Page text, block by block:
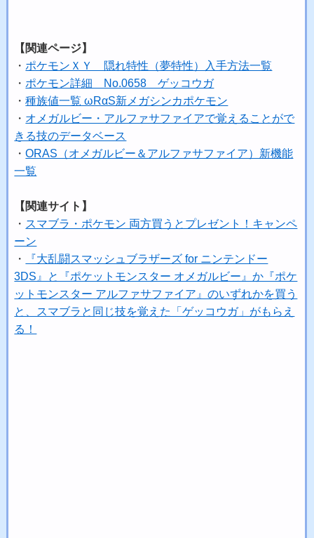
【関連ページ】
・ ポケモンＸＹ 隠れ特性（夢特性）入手方法一覧
・ ポケモン詳細 No.0658 ゲッコウガ
・種族値一覧 ωRαS新メガシンカポケモン
・ オメガルビー・アルファサファイアで覚えることがで
きる技のデータベース
・ORAS（オメガルビー＆アルファサファイア）新機能
一覧
【関連サイト】
・ スマブラ・ポケモン 両方買うとプレゼント！キャンペ
ーン
・
『大乱闘スマッシュブラザーズ for ニンテンドー
3DS』と『ポケットモンスター オメガルビー』か『ポケ
ットモンスター アルファサファイア』のいずれかを買う
と、スマブラと同じ技を覚えた「ゲッコウガ」がもらえ
る！